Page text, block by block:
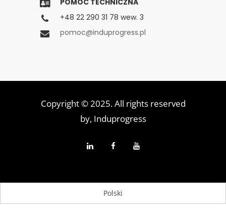
+48 22 290 31 78 wew. 3
pomoc@induprogress.pl
Copyright © 2025. All rights reserved
by, Induprogress
Polski